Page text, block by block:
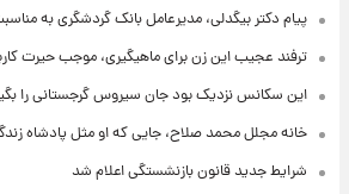
پیام دکتر بیگدلی، مدیرعامل بانک گردشگری به
ترفند عجیب این زن برای ماهیگیری، موجب حیرت
این سکانس نزدیک بود جان سیروس گرجستانی را
خانه مجلل محمد صلاح، جایی که او مثل پادشاه
شرایط جدید قانون بازنشستگی اعلام شد